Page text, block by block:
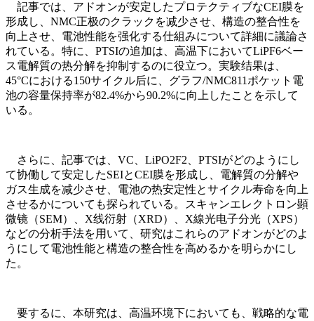
記事では、アドオンが安定したプロテクティブなCEI膜を
形成し、NMC正极のクラックを减少させ、構造の整合性を
向上させ、電池性能を强化する仕組みについて詳細に議論さ
れている。特に、PTSIの追加は、高温下においてLiPF6ベー
ス電解質の热分解を抑制するのに役立つ。実験结果は、
45°Cにおける150サイクル后に、グラフ/NMC811ポケット電
池の容量保持率が82.4%から90.2%に向上したことを示して
いる。
さらに、記事では、VC、LiPO2F2、PTSIがどのようにし
て协働して安定したSEIとCEI膜を形成し、電解質の分解や
ガス生成を减少させ、電池の热安定性とサイクル寿命を向上
させるかについても探られている。スキャンエレクトロン顕
微镜（SEM）、X线衍射（XRD）、X線光电子分光（XPS）
などの分析手法を用いて、研究はこれらのアドオンがどのよ
うにして電池性能と構造の整合性を高めるかを明らかにし
た。
要するに、本研究は、高温环境下においても、戦略的な電